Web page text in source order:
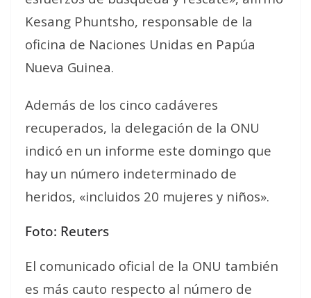
Kesang Phuntsho, responsable de la
oficina de Naciones Unidas en Papúa
Nueva Guinea.
Además de los cinco cadáveres
recuperados, la delegación de la ONU
indicó en un informe este domingo que
hay un número indeterminado de
heridos, «incluidos 20 mujeres y niños».
Foto: Reuters
El comunicado oficial de la ONU también
es más cauto respecto al número de